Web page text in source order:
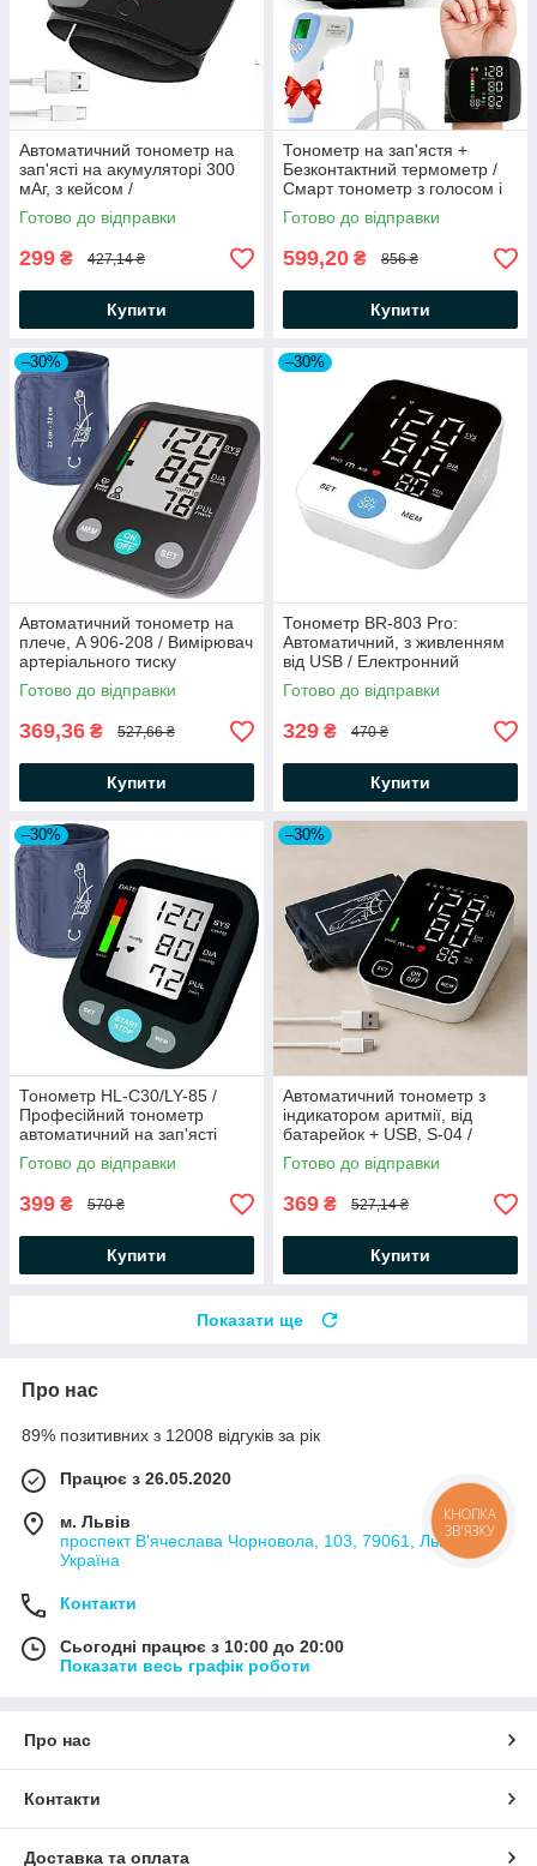
Автоматичний тонометр на
зап'ясті на акумуляторі 300
мАг, з кейсом /
Акумуляторний тонометр з
голосом
Готово до відправки
299 ₴ 427,14 ₴
Купити
Тонометр на зап'ястя +
Безконтактний термометр /
Смарт тонометр з голосом і
сенсорним дисплеєм
Готово до відправки
599,20 ₴ 856 ₴
Купити
–30%
Автоматичний тонометр на
плече, A 906-208 / Вимірювач
артеріального тиску
Готово до відправки
369,36 ₴ 527,66 ₴
Купити
–30%
Тонометр BR-803 Pro:
Автоматичний, з живленням
від USB / Електронний
апарат для вимірювання
тиску / Електронний
тонометр
Готово до відправки
329 ₴ 470 ₴
Купити
–30%
Тонометр HL-C30/LY-85 /
Професійний тонометр
автоматичний на зап'ясті
Готово до відправки
399 ₴ 570 ₴
Купити
–30%
Автоматичний тонометр з
індикатором аритмії, від
батарейок + USB, S-04 /
Апарат для вимірювання
артеріального тиску
Готово до відправки
369 ₴ 527,14 ₴
Купити
Показати ще
Про нас
89% позитивних з 12008 відгуків за рік
Працює з 26.05.2020
м. Львів
проспект В'ячеслава Чорновола, 103, 79061, Львів,
Україна
Контакти
Сьогодні працює з 10:00 до 20:00
Показати весь графік роботи
Про нас
Контакти
Доставка та оплата
КНОПКА
ЗВ'ЯЗКУ